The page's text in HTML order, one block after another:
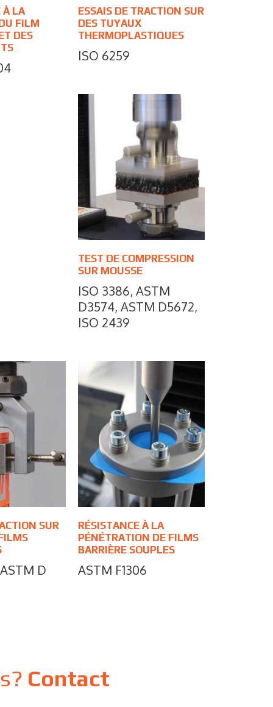
À LA
FILM
DES
ESSAIS DE TRACTION SUR
DES TUYAUX
THERMOPLASTIQUES
ISO 6259
TEST DE COMPRESSION
SUR MOUSSE
ISO 3386, ASTM
D3574, ASTM D5672,
ISO 2439
SUR
D
RÉSISTANCE À LA
PÉNÉTRATION DE FILMS
BARRIÈRE SOUPLES
ASTM F1306
Contact